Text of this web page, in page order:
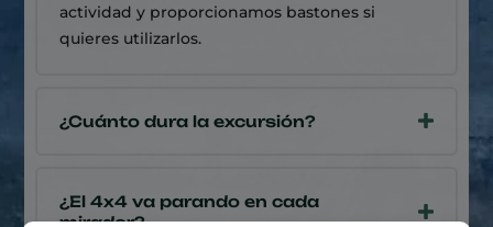
actividad y proporcionamos bastones si
quieres utilizarlos.
¿Cuánto dura la excursión?
¿El 4x4 va parando en cada
mirador?